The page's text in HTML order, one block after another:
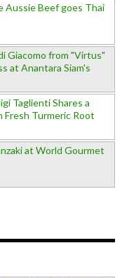
Beef goes Thai
Giacomo from "Virtus"
at Anantara Siam's
Taglienti Shares a
Fresh Turmeric Root
at World Gourmet